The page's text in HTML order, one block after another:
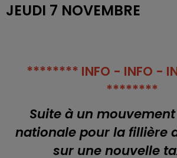
JEUDI 7 NOVEMBRE
******** INFO - INFO -
********
Suite à un
nationale pour la fillière
sur une nouvelle